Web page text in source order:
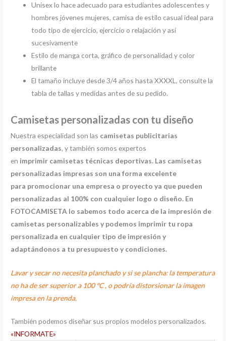
Unisex lo hace adecuado para estudiantes adolescentes y
hombres jóvenes mujeres, camisa de estilo casual ideal para
todo tipo de ejercicio, ejercicio o relajación y así
sucesivamente
Estilo de manga corta, gráfico de personalidad y color
brillante
El tamaño incluye desde 3/4 años hasta XXXXL, consulte la
tabla de tallas y medidas antes de su pedido.
Camisetas personalizadas con tu diseño
Nuestra especialidad son las camisetas publicitarias
personalizadas, y también somos expertos
en imprimir camisetas técnicas deportivas. Las camisetas
personalizadas impresas son una forma excelente
para promocionar una empresa o proyecto ya que pueden
personalizadas al 100% con cualquier logo o diseño. En
FOTOCAMISETA lo sabemos todo acerca de la impresión de
camisetas personalizables y podemos imprimir tu ropa
personalizada en cualquier tipo de impresión y
adaptándonos a tu presupuesto y condiciones.
Lavar y secar no necesita planchado y si se plancha: la temperatura
no ha de ser superior a 100 ºC , o podría distorsionar la imagen
impresa en la prenda.
También podemos diseñar sus propios modelos personalizados.
«INFORMATE»